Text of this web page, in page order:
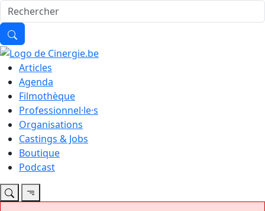
Articles
Agenda
Filmothèque
Professionnel·le·s
Organisations
Castings & Jobs
Boutique
Podcast